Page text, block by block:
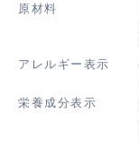
原材料
アレルギー表示
栄養成分表示